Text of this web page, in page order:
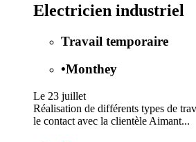
Electricien industriel
Travail temporaire
•Monthey
Le 23 juillet
Réalisation de différents types de
le contact avec la clientèle Aimant...